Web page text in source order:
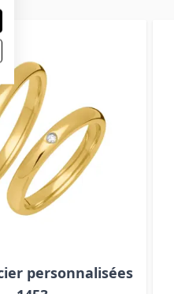
personnalisées